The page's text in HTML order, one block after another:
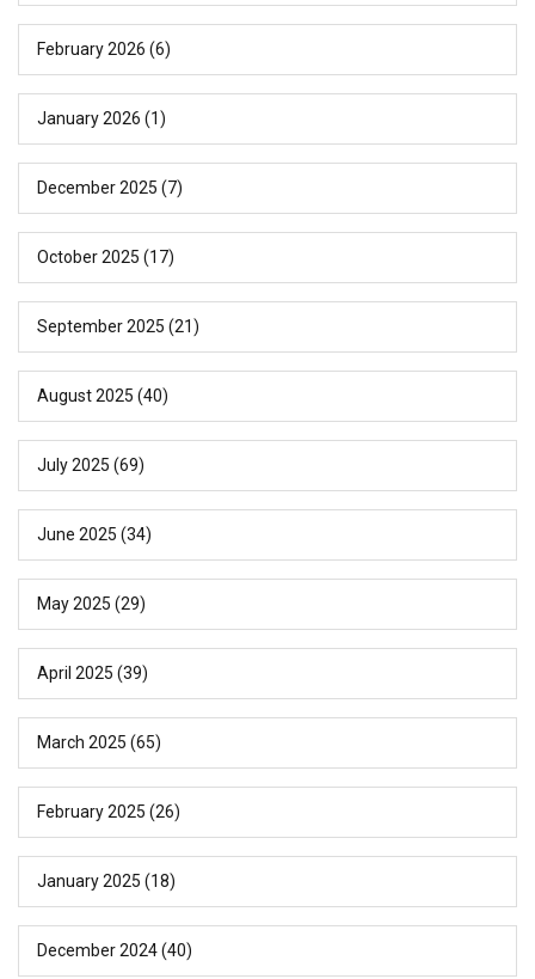
February 2026 (6)
January 2026 (1)
December 2025 (7)
October 2025 (17)
September 2025 (21)
August 2025 (40)
July 2025 (69)
June 2025 (34)
May 2025 (29)
April 2025 (39)
March 2025 (65)
February 2025 (26)
January 2025 (18)
December 2024(40)